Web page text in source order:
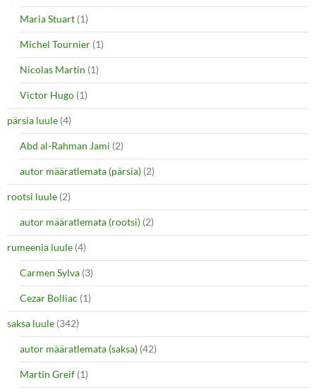
Maria Stuart (1)
Michel Tournier (1)
Nicolas Martin (1)
Victor Hugo (1)
pärsia luule (4)
Abd al-Rahman Jami (2)
autor määratlemata (pärsia) (2)
rootsi luule (2)
autor määratlemata (rootsi) (2)
rumeenia luule (4)
Carmen Sylva (3)
Cezar Bolliac (1)
saksa luule (342)
autor määratlemata (saksa) (42)
Martin Greif (1)